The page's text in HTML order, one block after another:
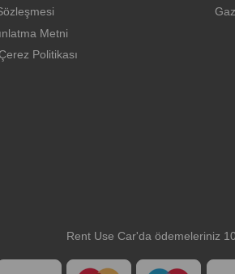
Metni
Politikası
Rent Use Car'da ödemeleriniz